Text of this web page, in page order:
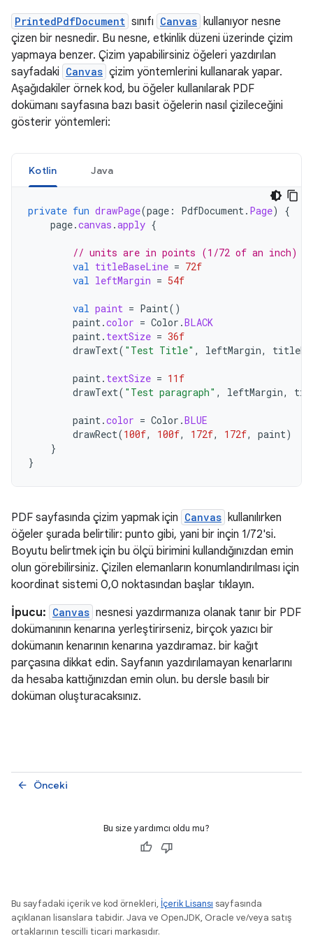
PrintedPdfDocument sınıfı Canvas kullanıyor nesne
çizen bir nesnedir. Bu nesne, etkinlik düzeni üzerinde çizim
yapmaya benzer. Çizim yapabilirsiniz öğeleri yazdırılan
sayfadaki Canvas çizim yöntemlerini kullanarak yapar.
Aşağıdakiler örnek kod, bu öğeler kullanılarak PDF
dokümanı sayfasına bazı basit öğelerin nasıl çizileceğini
gösterir yöntemleri:
Kotlin Java
private fun drawPage(page : PdfDocument. Page)
{
page.canvas .apply {
// units are in points (1/72 of an inch)
val titleBaseLine = 72f
val leftMargin = 54f
val paint = Paint()
paint.color = Color .BLACK
paint. textSize = 36f
drawText( "Test Title" , leftMargin,
paint. textSize = 11f
drawText( "Test paragraph" , leftMargin,
paint.color = Color .BLUE
drawRect(100f, 100f, 172f, 172f, paint)
}
}
PDF sayfasında çizim yapmak için Canvas kullanılırken
öğeler şurada belirtilir: punto gibi, yani bir inçin 1/72'si.
Boyutu belirtmek için bu ölçü birimini kullandığınızdan emin
olun görebilirsiniz. Çizilen elemanların konumlandırılması için
koordinat sistemi 0,0 noktasından başlar tıklayın.
İpucu: Canvas nesnesi yazdırmanıza olanak tanır bir PDF
dokümanının kenarına yerleştirirseniz, birçok yazıcı bir
dokümanın kenarının kenarına yazdıramaz. bir kağıt
parçasına dikkat edin. Sayfanın yazdırılamayan kenarlarını
da hesaba kattığınızdan emin olun. bu dersle basılı bir
doküman oluşturacaksınız.
Önceki
arrow_back
Bu size yardımcı oldu mu?
Bu sayfadaki içerik ve kod örnekleri, İçerik Lisansı sayfasında
açıklanan lisanslara tabidir. Java ve OpenJDK, Oracle ve/veya satış
ortaklarının tescilli ticari markasıdır.